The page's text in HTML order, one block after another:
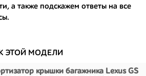
а также подскажем ответы на все
ЭТОЙ МОДЕЛИ
крышки багажника Lexus GS